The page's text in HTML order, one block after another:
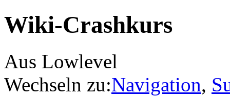
Wiki-Crashkurs
Aus Lowlevel
Wechseln zu:Navigation,